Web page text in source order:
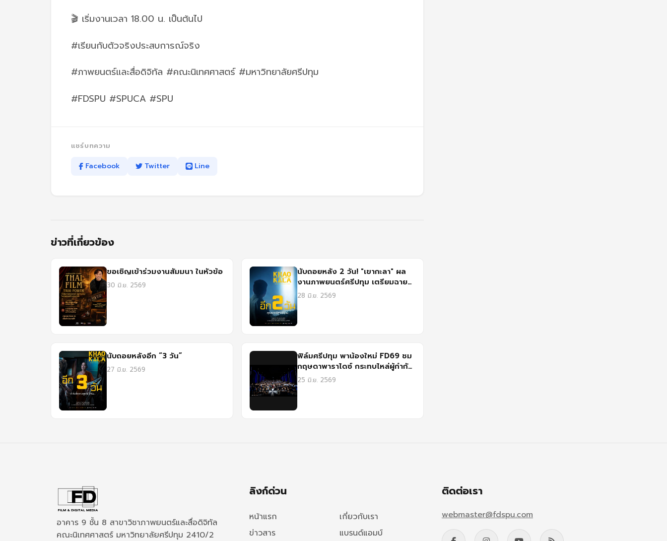
🎬 เริ่มงานเวลา 18.00 น. เป็นต้นไป
#เรียนกับตัวจริงประสบการณ์จริง
#ภาพยนตร์และสื่อดิจิทัล #คณะนิเทศศาสตร์ #มหาวิทยาลัยศรีปทุม
#FDSPU #SPUCA #SPU
แชร์บทความ
Facebook Twitter Line
ข่าวที่เกี่ยวข้อง
ขอเชิญเข้าร่วมงานสัมมนา ในหัวข้อ
30 มิ.ย. 2569
นับถอยหลัง 2 วัน! "เขากะลา" ผล
งานภาพยนตร์ศรีปทุม เตรียมฉาย
จริงที่ SFX เซ็นทรัล ลาดพร้าว
28 มิ.ย. 2569
นับถอยหลังอีก “3 วัน”
27 มิ.ย. 2569
ฟิล์มศรีปทุม พาน้องใหม่ FD69 ชม
กฤษดาพาราไดซ์ กระทบไหล่ผู้กำกับ
และนักแสดงแชร์ประสบการณ์จริง
25 มิ.ย. 2569
อาคาร 9 ชั้น 8 สาขาวิชาภาพยนตร์และสื่อดิจิทัล
คณะนิเทศศาสตร์ มหาวิทยาลัยศรีปทุม 2410/2
ลิงก์ด่วน
หน้าแรก
ข่าวสาร
เกี่ยวกับเรา
แบรนด์แอมบ์
ติดต่อเรา
webmaster@fdspu.com